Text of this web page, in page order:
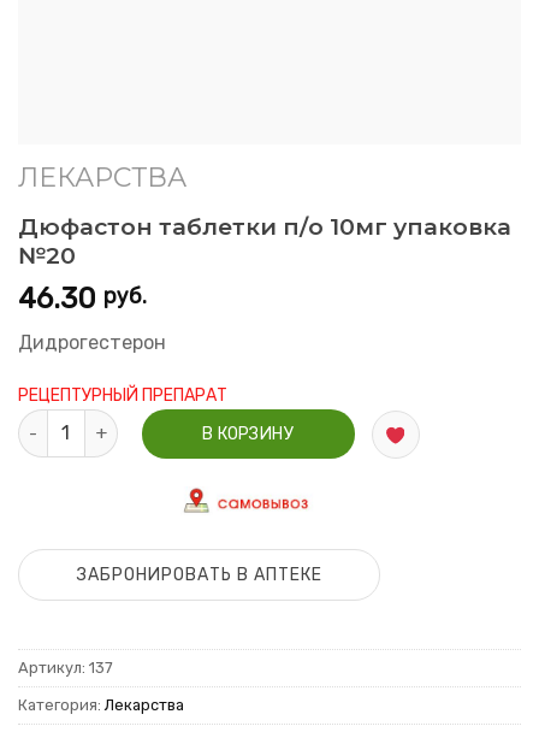
ЛЕКАРСТВА
Дюфастон таблетки п/о 10мг упаковка
№20
46.30 руб.
Дидрогестерон
РЕЦЕПТУРНЫЙ ПРЕПАРАТ
Количество Дюфастон таблетки п/о 10мг упаковка №20
В КОРЗИНУ
ЗАБРОНИРОВАТЬ В АПТЕКЕ
Артикул: 137
Категория:Лекарства